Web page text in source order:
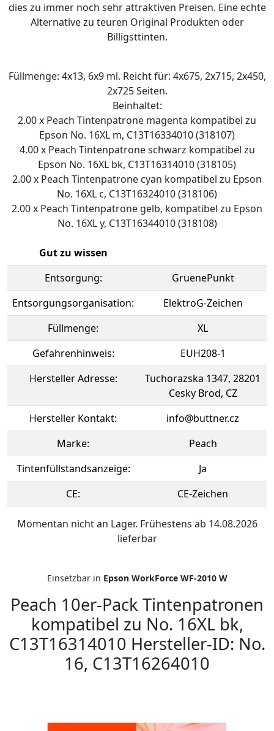
dies zu immer noch sehr attraktiven Preisen. Eine echte
Alternative zu teuren Original Produkten oder
Billigsttinten.
Füllmenge: 4x13, 6x9 ml. Reicht für: 4x675, 2x715, 2x450,
2x725 Seiten.
Beinhaltet:
2.00 x Peach Tintenpatrone magenta kompatibel zu
Epson No. 16XL m, C13T16334010 (318107)
4.00 x Peach Tintenpatrone schwarz kompatibel zu
Epson No. 16XL bk, C13T16314010 (318105)
2.00 x Peach Tintenpatrone cyan kompatibel zu Epson
No. 16XL c, C13T16324010 (318106)
2.00 x Peach Tintenpatrone gelb, kompatibel zu Epson
No. 16XL y, C13T16344010 (318108)
Gut zu wissen
Entsorgung:
GruenePunkt
Entsorgungsorganisation:
ElektroG-Zeichen
Füllmenge:
XL
Gefahrenhinweis:
EUH208-1
Hersteller Adresse:
Tuchorazska 1347, 28201
Cesky Brod, CZ
Hersteller Kontakt:
info@buttner.cz
Marke:
Peach
Tintenfüllstandsanzeige:
Ja
CE:
CE-Zeichen
Momentan nicht an Lager. Frühestens ab 14.08.2026
lieferbar
Einsetzbar in Epson WorkForce WF-2010 W
Peach 10er-Pack Tintenpatronen
kompatibel zu No. 16XL bk,
C13T16314010 Hersteller-ID: No.
16, C13T16264010